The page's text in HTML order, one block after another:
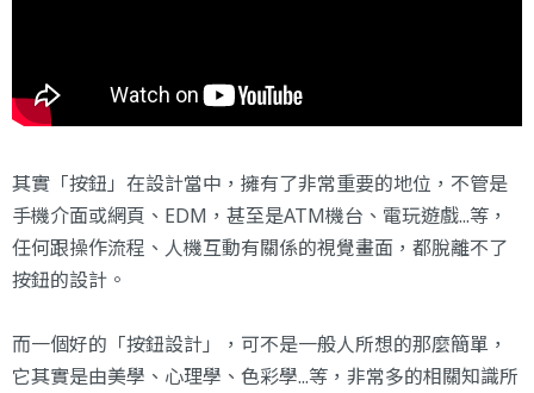
其實「按鈕」在設計當中，擁有了非常重要的地位，不管是
手機介面或網頁、EDM，甚至是ATM機台、電玩遊戲...等，
任何跟操作流程、人機互動有關係的視覺畫面，都脫離不了
按鈕的設計。
而一個好的「按鈕設計」，可不是一般人所想的那麼簡單，
它其實是由美學、心理學、色彩學...等，非常多的相關知識所